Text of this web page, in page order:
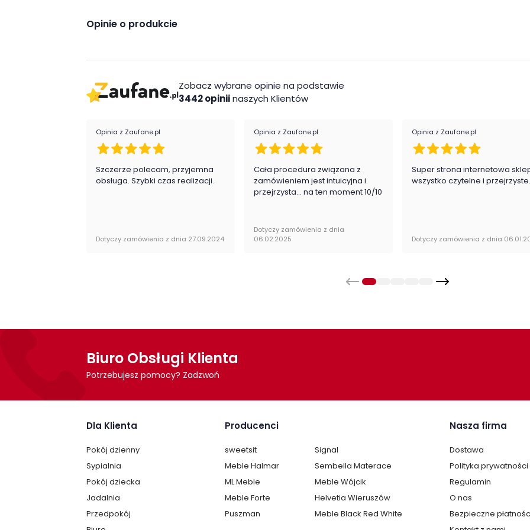
Cechy charakterystyczne
kolekcja Amarant sprawdzi się zarówno w salonie, jak i sypialni
eleganckie wykończenie
Wykonanie
płyta laminowana
tkanina
Krzesło Amarant firmy Meble Gołąb jest wysyłane w stanie zmontowanym.
Opinie o produkcie
Zobacz wybrane opinie na podstawie
3442 opiniinaszych Klientów
Opinia z Zaufane.pl
Szczerze polecam, przyjemna
obsługa. Szybki czas realizacji.
Dotyczy zamówienia z dnia 27.09.2024
Opinia z Zaufane.pl
Cała procedura związana z
zamówieniem jest intuicyjna i
przejrzysta... na ten moment 10/10
Dotyczy zamówienia z dnia
06.02.2025
Opinia z Zaufane.pl
Super strona internetowa
wszystko czytelne i przejrzyste.
Dotyczy zamówienia z dnia
Biuro Obsługi Klienta
Potrzebujesz pomocy? Zadzwoń
Dla Klienta
Pokój dzienny
Sypialnia
Pokój dziecka
Jadalnia
Przedpokój
Producenci
sweetsit
Signal
Meble Halmar
Sembella Materace
ML Meble
Meble Wójcik
Meble Forte
Helvetia Wieruszów
Puszman
Meble Black Red White
Nasza firma
Dostawa
Polityka prywatności
Regulamin
O nas
Bezpieczne